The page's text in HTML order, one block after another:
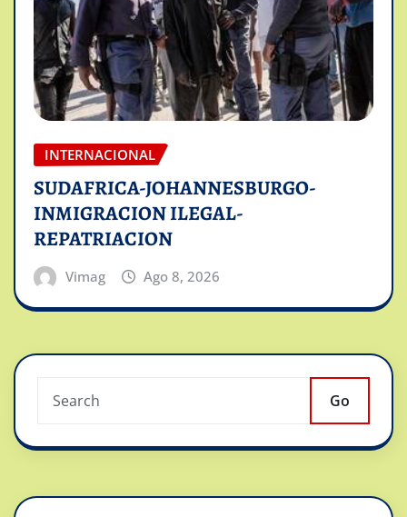
INTERNACIONAL
SUDAFRICA-JOHANNESBURGO-
INMIGRACION ILEGAL-
REPATRIACION
Vimag Ago 8, 2026
Go